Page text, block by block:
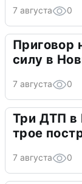
7 августа 0
Приговор
силу в
7 августа 0
Три ДТП в
трое
7 августа 0